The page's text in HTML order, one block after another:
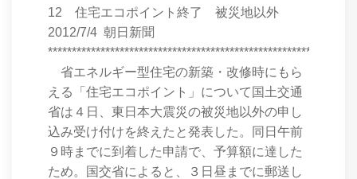
12 住宅エコポイント終了 被災地以外
2012/7/4 朝日新聞
省エネルギー型住宅の新築・改修時にもら
える「住宅エコポイント」について国土交通
省は４日、東日本大震災の被災地以外の申し
込み受け付けを終えたと発表した。同日午前
９時までに到着した申請で、予算額に達した
ため。国交省によると、３日昼までに郵送し